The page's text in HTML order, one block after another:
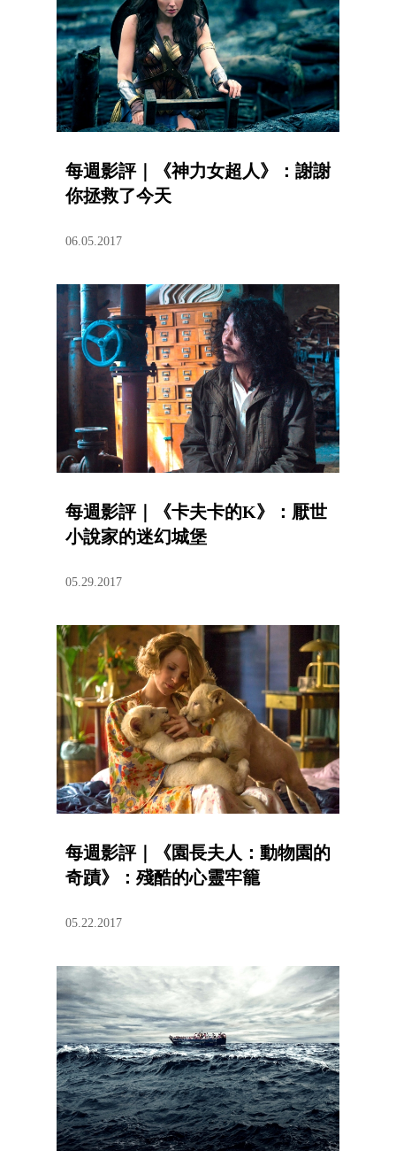
每週影評｜《神力女超人》：謝謝
你拯救了今天
06.05.2017
每週影評｜《卡夫卡的K》：厭世
小說家的迷幻城堡
05.29.2017
每週影評｜《園長夫人：動物園的
奇蹟》：殘酷的心靈牢籠
05.22.2017